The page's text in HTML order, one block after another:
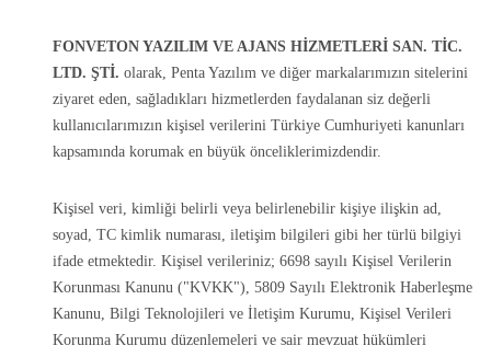
FONVETON YAZILIM VE AJANS HİZMETLERİ SAN. TİC.
LTD. ŞTİ. olarak, Penta Yazılım ve diğer markalarımızın sitelerini
ziyaret eden, sağladıkları hizmetlerden faydalanan siz değerli
kullanıcılarımızın kişisel verilerini Türkiye Cumhuriyeti kanunları
kapsamında korumak en büyük önceliklerimizdendir.
Kişisel veri, kimliği belirli veya belirlenebilir kişiye ilişkin ad,
soyad, TC kimlik numarası, iletişim bilgileri gibi her türlü bilgiyi
ifade etmektedir. Kişisel verileriniz; 6698 sayılı Kişisel Verilerin
Korunması Kanunu ("KVKK"), 5809 Sayılı Elektronik Haberleşme
Kanunu, Bilgi Teknolojileri ve İletişim Kurumu, Kişisel Verileri
Korunma Kurumu düzenlemeleri ve sair mevzuat hükümleri